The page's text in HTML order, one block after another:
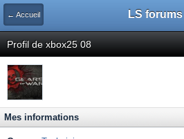
← Accueil LS forums
Profil de xbox25 08
Mes informations